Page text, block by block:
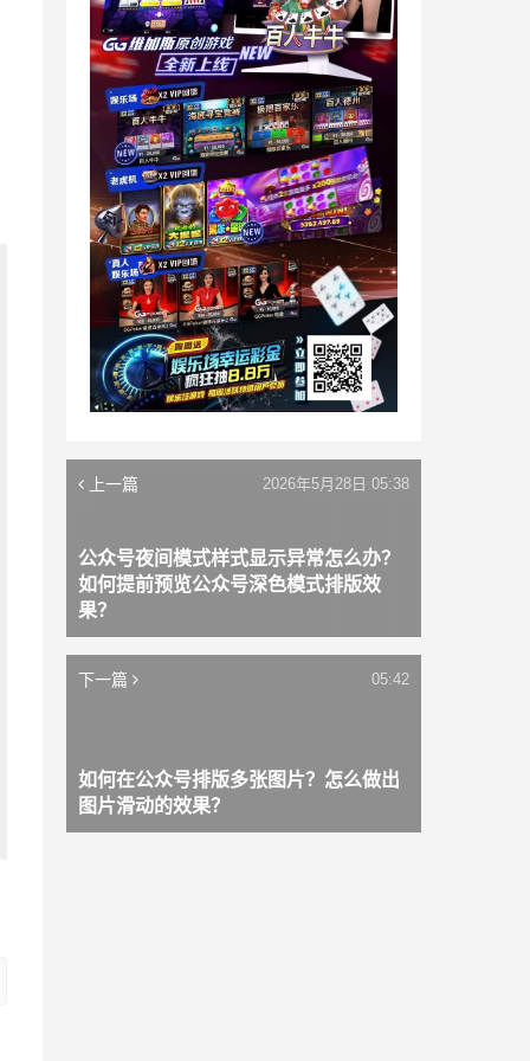
上一篇
公众号夜间模式样式显示异常怎么办？
如何提前预览公众号深色模式排版效
果？
2026年5月28日 05:38
下一篇
如何在公众号排版多张图片？怎么做出
图片滑动的效果？
05:42